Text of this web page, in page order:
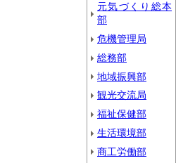
元気づくり総本
部
危機管理局
総務部
地域振興部
観光交流局
福祉保健部
生活環境部
商工労働部